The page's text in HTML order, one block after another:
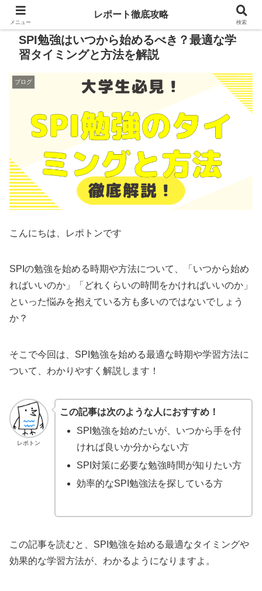
SPI勉強はいつから始めるべき？最適な学
習タイミングと方法を解説
ブログ
こんにちは、レポトンです
SPIの勉強を始める時期や方法について、「いつから始め
ればいいのか」「どれくらいの時間をかければいいのか」
といった悩みを抱えている方も多いのではないでしょう
か？
そこで今回は、SPI勉強を始める最適な時期や学習方法に
ついて、わかりやすく解説します！
レポトン
この記事は次のような人におすすめ！
SPI勉強を始めたいが、いつから手を付
ければ良いか分からない方
SPI対策に必要な勉強時間が知りたい方
効率的なSPI勉強法を探している方
この記事を読むと、SPI勉強を始める最適なタイミングや
効果的な学習方法が、わかるようになりますよ。
メニュー
レポート徹底攻略
検索